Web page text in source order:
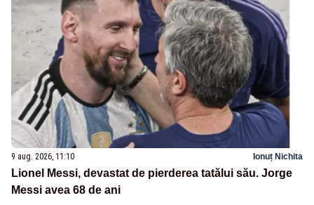
9 aug. 2026, 11:10 Ionuț Nichita
Lionel Messi, devastat de pierderea tatălui său. Jorge
Messi avea 68 de ani